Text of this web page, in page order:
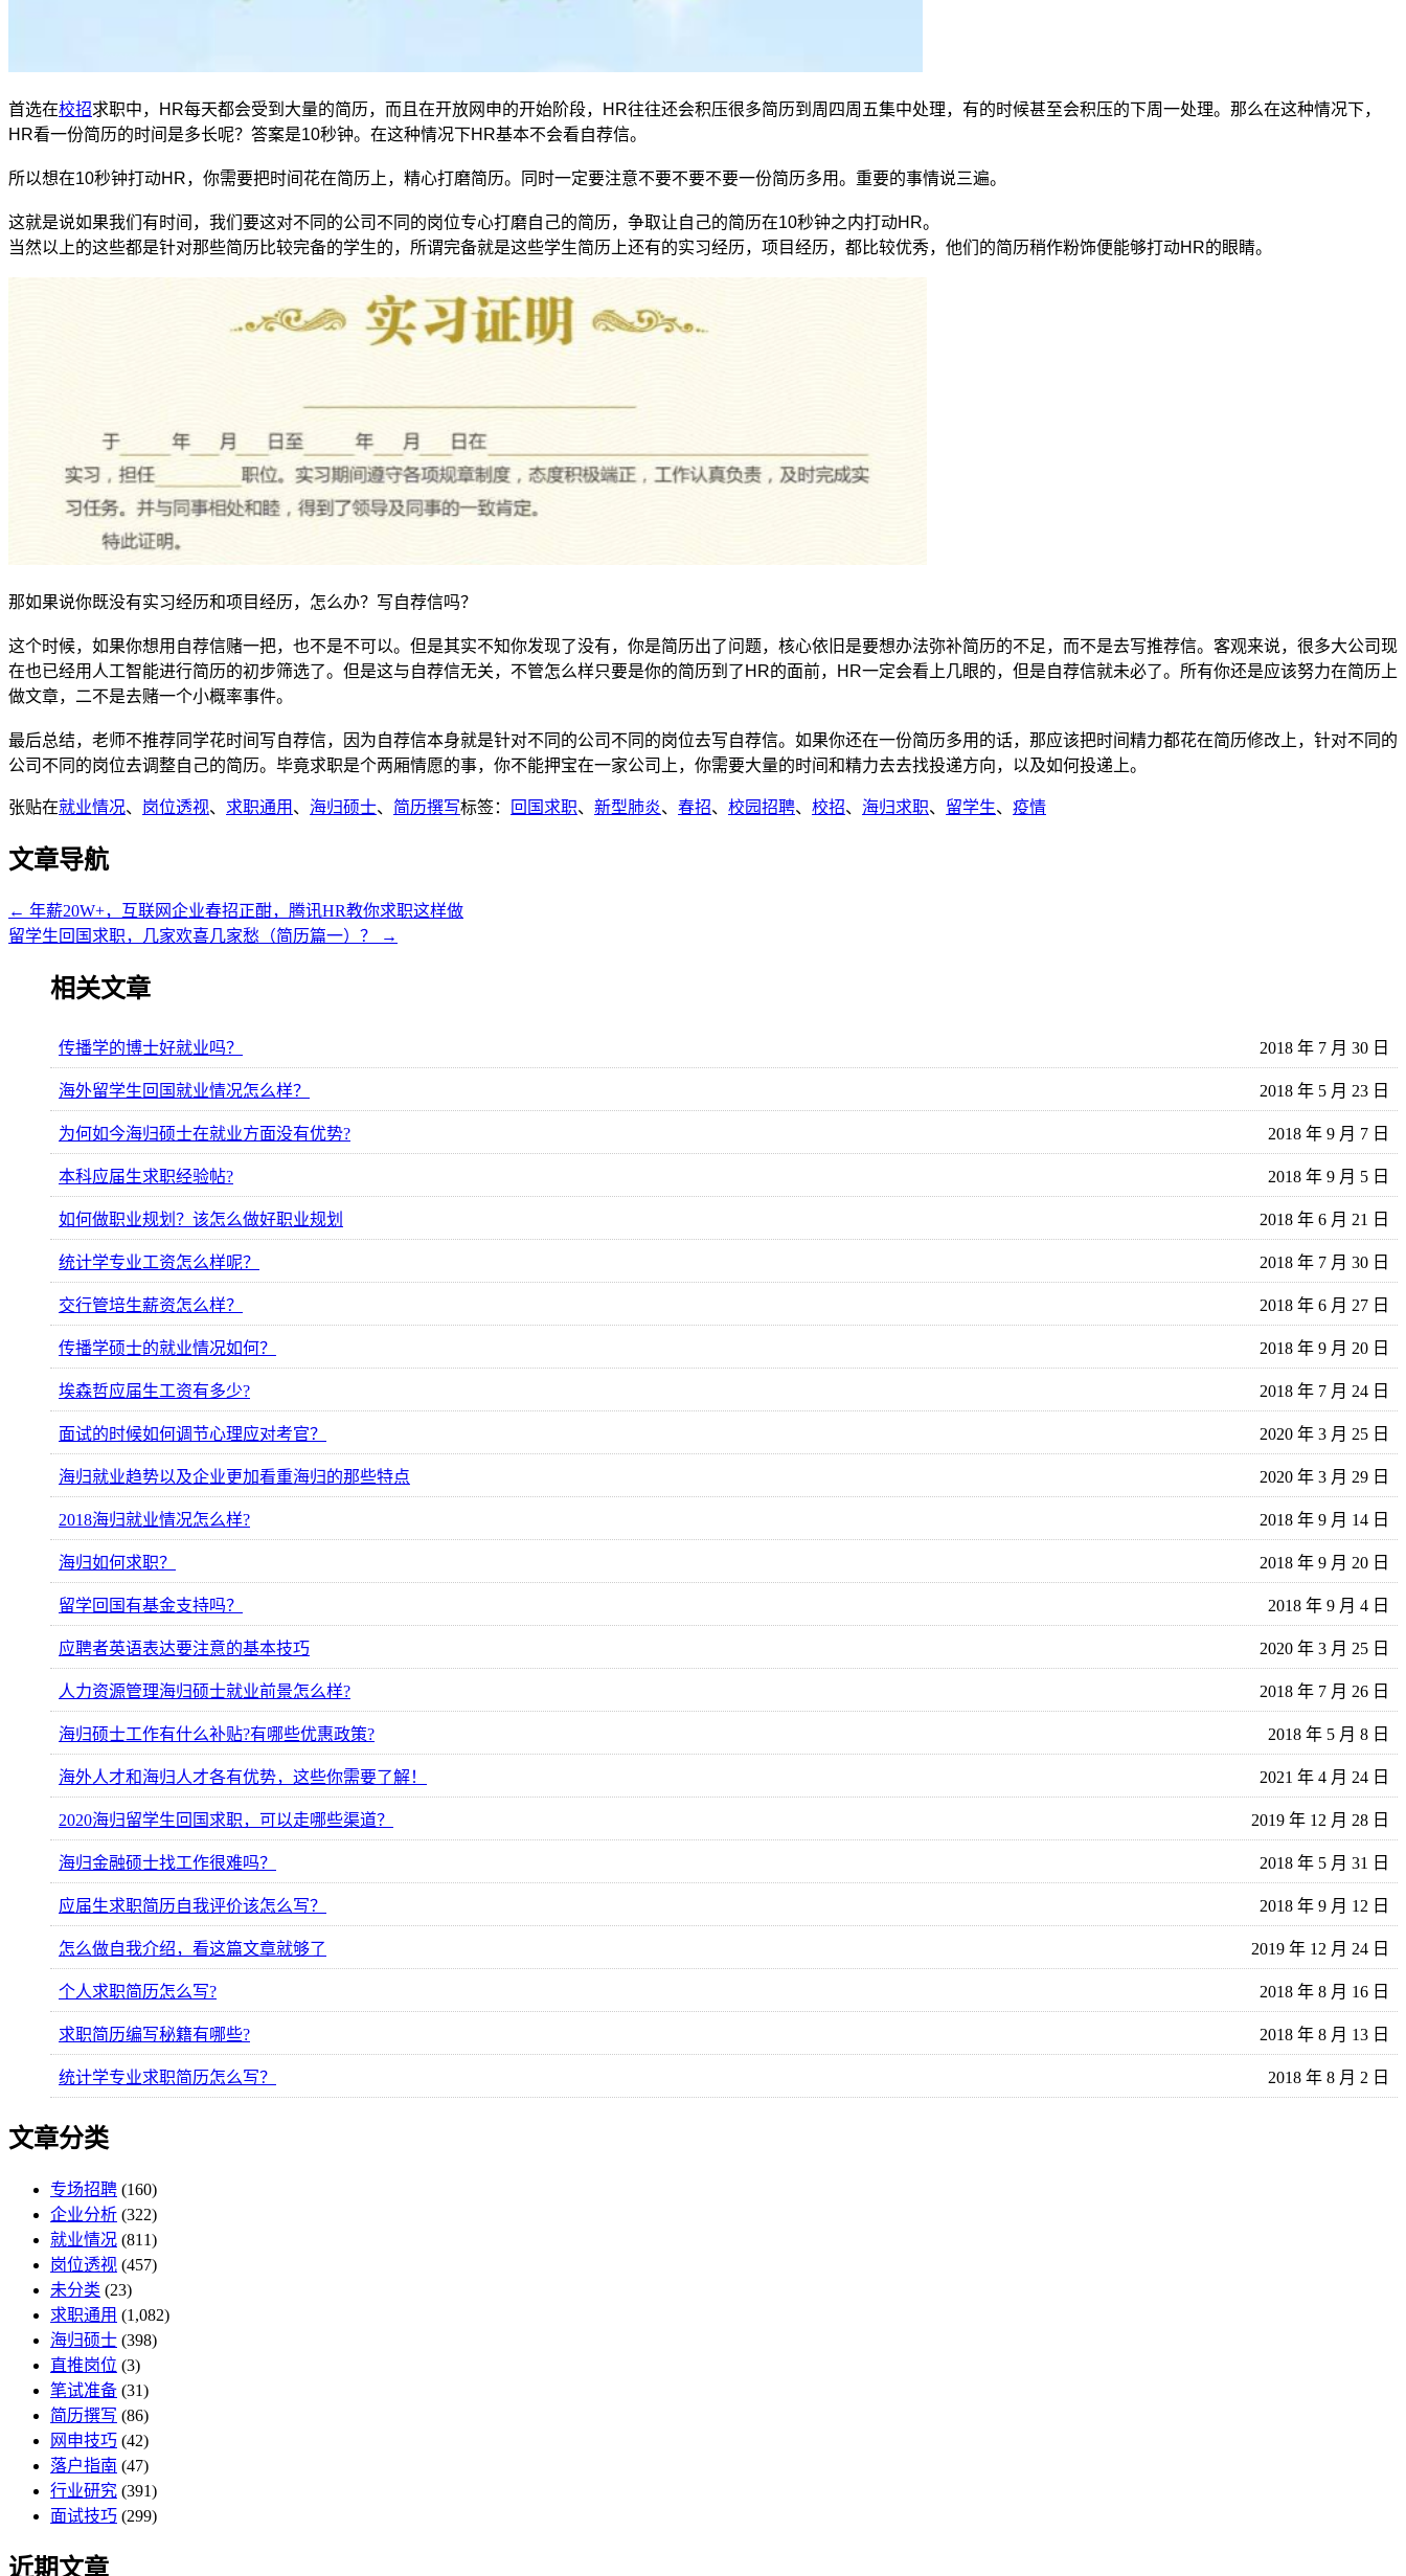
首选在校招求职中，HR每天都会受到大量的简历，而且在开放网申的开始阶段，HR往往还会积压很多简历到周四周五集中处理，有的时候甚至会积压的下周一处理。那么在这种情况下，
HR看一份简历的时间是多长呢？答案是10秒钟。在这种情况下HR基本不会看自荐信。
所以想在10秒钟打动HR，你需要把时间花在简历上，精心打磨简历。同时一定要注意不要不要不要一份简历多用。重要的事情说三遍。
这就是说如果我们有时间，我们要这对不同的公司不同的岗位专心打磨自己的简历，争取让自己的简历在10秒钟之内打动HR。
当然以上的这些都是针对那些简历比较完备的学生的，所谓完备就是这些学生简历上还有的实习经历，项目经历，都比较优秀，他们的简历稍作粉饰便能够打动HR的眼睛。
那如果说你既没有实习经历和项目经历，怎么办？写自荐信吗？
这个时候，如果你想用自荐信赌一把，也不是不可以。但是其实不知你发现了没有，你是简历出了问题，核心依旧是要想办法弥补简历的不足，而不是去写推荐信。客观来说，很多大公司现
在也已经用人工智能进行简历的初步筛选了。但是这与自荐信无关，不管怎么样只要是你的简历到了HR的面前，HR一定会看上几眼的，但是自荐信就未必了。所有你还是应该努力在简历上
做文章，二不是去赌一个小概率事件。
最后总结，老师不推荐同学花时间写自荐信，因为自荐信本身就是针对不同的公司不同的岗位去写自荐信。如果你还在一份简历多用的话，那应该把时间精力都花在简历修改上，针对不同的
公司不同的岗位去调整自己的简历。毕竟求职是个两厢情愿的事，你不能押宝在一家公司上，你需要大量的时间和精力去去找投递方向，以及如何投递上。
张贴在就业情况、 岗位透视、 求职通用 、 海归硕士、 简历撰写标签： 回国求职、 新型肺炎、 春招、 校园招聘、 校招、 海归求职、 留学生、 疫情
文章导航
← 年薪20W+，互联网企业春招正酣，腾讯HR教你求职这样做
留学生回国求职，几家欢喜几家愁（简历篇一）？
→
相关文章
传播学的博士好就业吗？ 2018 年 7 月 30 日
海外留学生回国就业情况怎么样？ 2018 年 5 月 23 日
为何如今海归硕士在就业方面没有优势? 2018 年 9 月 7 日
本科应届生求职经验帖? 2018 年 9 月 5 日
如何做职业规划？该怎么做好职业规划 2018 年 6 月 21 日
统计学专业工资怎么样呢？ 2018 年 7 月 30 日
交行管培生薪资怎么样？ 2018 年 6 月 27 日
传播学硕士的就业情况如何？ 2018 年 9 月 20 日
埃森哲应届生工资有多少? 2018 年 7 月 24 日
面试的时候如何调节心理应对考官？ 2020 年 3 月 25 日
海归就业趋势以及企业更加看重海归的那些特点 2020 年 3 月 29 日
2018海归就业情况怎么样? 2018 年 9 月 14 日
海归如何求职？ 2018 年 9 月 20 日
留学回国有基金支持吗？ 2018 年 9 月 4 日
应聘者英语表达要注意的基本技巧 2020 年 3 月 25 日
人力资源管理海归硕士就业前景怎么样? 2018 年 7 月 26 日
海归硕士工作有什么补贴?有哪些优惠政策? 2018 年 5 月 8 日
海外人才和海归人才各有优势，这些你需要了解！ 2021 年 4 月 24 日
2020海归留学生回国求职，可以走哪些渠道？ 2019 年 12 月 28 日
海归金融硕士找工作很难吗？ 2018 年 5 月 31 日
应届生求职简历自我评价该怎么写？ 2018 年 9 月 12 日
怎么做自我介绍，看这篇文章就够了 2019 年 12 月 24 日
个人求职简历怎么写? 2018 年 8 月 16 日
求职简历编写秘籍有哪些? 2018 年 8 月 13 日
统计学专业求职简历怎么写？ 2018 年 8 月 2 日
文章分类
专场招聘 (160)
企业分析 (322)
就业情况 (811)
岗位透视 (457)
未分类 (23)
求职通用 (1,082)
海归硕士 (398)
直推岗位 (3)
笔试准备 (31)
简历撰写 (86)
网申技巧 (42)
落户指南 (47)
行业研究 (391)
面试技巧 (299)
近期文章